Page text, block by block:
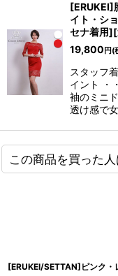
[ERUKEI]
イト・シ
セナ着用
19,800 円 (
スタッフ
イント ・
袖のミニ
透け感で
この商品を買った